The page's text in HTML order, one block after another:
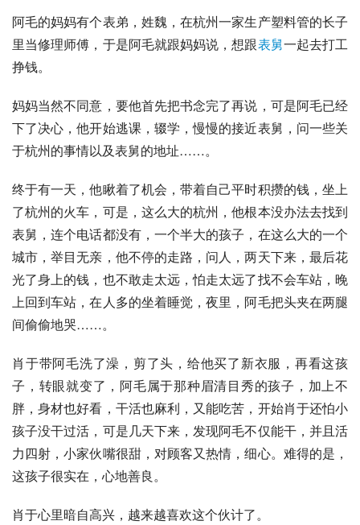
阿毛的妈妈有个表弟，姓魏，在杭州一家生产塑料管的长子
里当修理师傅，于是阿毛就跟妈妈说，想跟表舅一起去打工
挣钱。
妈妈当然不同意，要他首先把书念完了再说，可是阿毛已经
下了决心，他开始逃课，辍学，慢慢的接近表舅，问一些关
于杭州的事情以及表舅的地址……。
终于有一天，他瞅着了机会，带着自己平时积攒的钱，坐上
了杭州的火车，可是，这么大的杭州，他根本没办法去找到
表舅，连个电话都没有，一个半大的孩子，在这么大的一个
城市，举目无亲，他不停的走路，问人，两天下来，最后花
光了身上的钱，也不敢走太远，怕走太远了找不会车站，晚
上回到车站，在人多的坐着睡觉，夜里，阿毛把头夹在两腿
间偷偷地哭……。
肖于带阿毛洗了澡，剪了头，给他买了新衣服，再看这孩
子，转眼就变了，阿毛属于那种眉清目秀的孩子，加上不
胖，身材也好看，干活也麻利，又能吃苦，开始肖于还怕小
孩子没干过活，可是几天下来，发现阿毛不仅能干，并且活
力四射，小家伙嘴很甜，对顾客又热情，细心。难得的是，
这孩子很实在，心地善良。
肖于心里暗自高兴，越来越喜欢这个伙计了。